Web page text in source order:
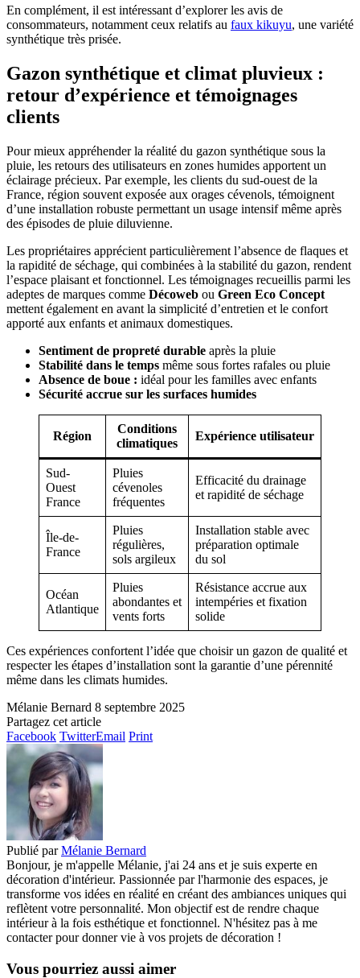
En complément, il est intéressant d’explorer les avis de
consommateurs, notamment ceux relatifs au faux kikuyu, une variété
synthétique très prisée.
Gazon synthétique et climat pluvieux :
retour d’expérience et témoignages
clients
Pour mieux appréhender la réalité du gazon synthétique sous la
pluie, les retours des utilisateurs en zones humides apportent un
éclairage précieux. Par exemple, les clients du sud-ouest de la
France, région souvent exposée aux orages cévenols, témoignent
d’une installation robuste permettant un usage intensif même après
des épisodes de pluie diluvienne.
Les propriétaires apprécient particulièrement l’absence de flaques et
la rapidité de séchage, qui combinées à la stabilité du gazon, rendent
l’espace plaisant et fonctionnel. Les témoignages recueillis parmi les
adeptes de marques comme Décoweb ou Green Eco Concept
mettent également en avant la simplicité d’entretien et le confort
apporté aux enfants et animaux domestiques.
Sentiment de propreté durable après la pluie
Stabilité dans le temps même sous fortes rafales ou pluie
Absence de boue : idéal pour les familles avec enfants
Sécurité accrue sur les surfaces humides
Région
Conditions
climatiques
Expérience utilisateur
Sud-
Ouest
France
Pluies
cévenoles
fréquentes
Efficacité du drainage
et rapidité de séchage
Île-de-
France
Pluies
régulières,
sols argileux
Installation stable avec
préparation optimale
du sol
Océan
Atlantique
Pluies
abondantes et
vents forts
Résistance accrue aux
intempéries et fixation
solide
Ces expériences confortent l’idée que choisir un gazon de qualité et
respecter les étapes d’installation sont la garantie d’une pérennité
même dans les climats humides.
Mélanie Bernard 8 septembre 2025
Partagez cet article
Facebook TwitterEmail Print
Publié par Mélanie Bernard
Bonjour, je m'appelle Mélanie, j'ai 24 ans et je suis experte en
décoration d'intérieur. Passionnée par l'harmonie des espaces, je
transforme vos idées en réalité en créant des ambiances uniques qui
reflètent votre personnalité. Mon objectif est de rendre chaque
intérieur à la fois esthétique et fonctionnel. N'hésitez pas à me
contacter pour donner vie à vos projets de décoration !
Vous pourriez aussi aimer